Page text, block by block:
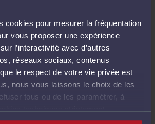
cookies pour mesurer la fréquentation
vous proposer une expérience
l’interactivité avec d’autres
réseaux sociaux, contenus
le respect de votre vie privée est
nous vous laissons le choix de les
tous ou de les paramétrer, à
du site.
ne correspond à votre recherche..
correspond à votre recherche..